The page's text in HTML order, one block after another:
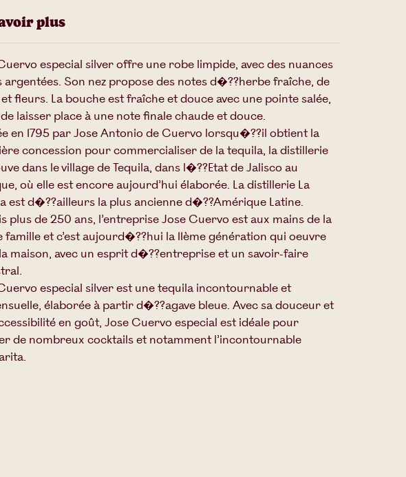
plus
especial silver offre une robe limpide, avec des nuances
argentées. Son nez propose des notes d�??herbe fraîche, de
fleurs. La bouche est fraîche et douce avec une pointe salée,
laisser place à une note finale chaude et douce.
en 1795 par Jose Antonio de Cuervo lorsqu�??il obtient la
concession pour commercialiser de la tequila, la distillerie
dans le village de Tequila, dans l�??Etat de Jalisco au
où elle est encore aujourd’hui élaborée. La distillerie La
est d�??ailleurs la plus ancienne d�??Amérique Latine.
plus de 250 ans, l’entreprise Jose Cuervo est aux mains de la
famille et c’est aujourd�??hui la 11ème génération qui oeuvre
maison, avec un esprit d�??entreprise et un savoir-faire
especial silver est une tequila incontournable et
élaborée à partir d�??agave bleue. Avec sa douceur et
en goût, Jose Cuervo especial est idéale pour
de nombreux cocktails et notamment l’incontournable